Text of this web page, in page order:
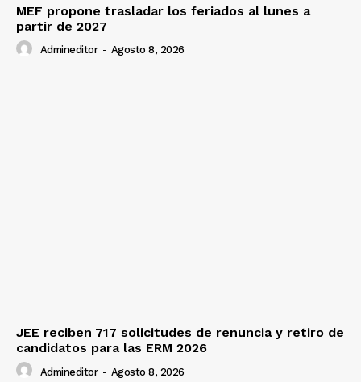
MEF propone trasladar los feriados al lunes a
partir de 2027
Admineditor - Agosto 8, 2026
JEE reciben 717 solicitudes de renuncia y retiro de
candidatos para las ERM 2026
Admineditor - Agosto 8, 2026